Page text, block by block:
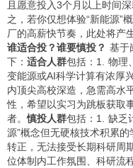
且愿意投入3个月以上时间
之，若你仅想体验“新能源”
厂的高薪快节奏，此处将产
谁适合投？谁要慎投？ 基于
下： 适合人群包括：1. 物理
变能源或AI科学计算有浓厚
内顶尖高校深造，急需高水
性，希望以实习为跳板获取
者。慎投人群包括：1. 缺乏
源”概念但无硬核技术积累
转正，无法接受长期科研周
位体制内工作氛围、科研流